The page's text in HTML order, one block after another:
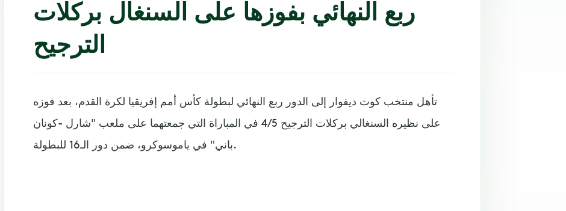
ربع النهائي بفوزها على السنغال بركلات
الترجيح
تأهل منتخب كوت ديفوار إلى الدور ربع النهائي لبطولة كأس أمم إفريقيا لكرة القدم، بعد فوزه
على نظيره السنغالي بركلات الترجيح 4/5 في المباراة التي جمعتهما على ملعب "شارل -كونان
باني" في ياموسوكرو، ضمن دور الـ16 للبطولة.